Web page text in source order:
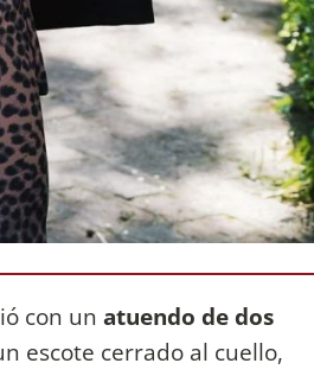
con un atuendo de dos
escote cerrado al cuello,